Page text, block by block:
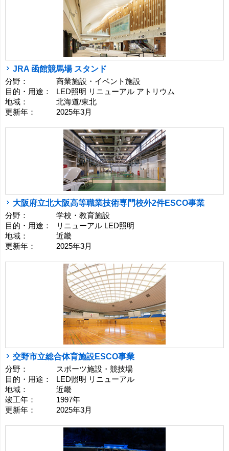
JRA 函館競馬場 スタンド
分野：
商業施設・イベント施設
目的・用途：
LED照明 リニューアル アトリウム
地域：
北海道/東北
更新年：
2025年3月
大阪府立北大阪高等職業技術専門校外2件ESCO事業
分野：
学校・教育施設
目的・用途：
リニューアル LED照明
地域：
近畿
更新年：
2025年3月
交野市立総合体育施設ESCO事業
分野：
スポーツ施設・競技場
目的・用途：
LED照明 リニューアル
地域：
近畿
竣工年：
1997年
更新年：
2025年3月